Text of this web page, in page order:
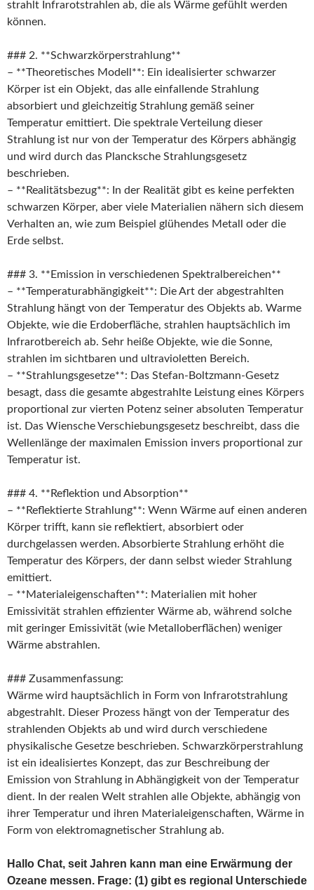
strahlt Infrarotstrahlen ab, die als Wärme gefühlt werden
können.
### 2. **Schwarzkörperstrahlung**
– **Theoretisches Modell**: Ein idealisierter schwarzer
Körper ist ein Objekt, das alle einfallende Strahlung
absorbiert und gleichzeitig Strahlung gemäß seiner
Temperatur emittiert. Die spektrale Verteilung dieser
Strahlung ist nur von der Temperatur des Körpers abhängig
und wird durch das Plancksche Strahlungsgesetz
beschrieben.
– **Realitätsbezug**: In der Realität gibt es keine perfekten
schwarzen Körper, aber viele Materialien nähern sich diesem
Verhalten an, wie zum Beispiel glühendes Metall oder die
Erde selbst.
### 3. **Emission in verschiedenen Spektralbereichen**
– **Temperaturabhängigkeit**: Die Art der abgestrahlten
Strahlung hängt von der Temperatur des Objekts ab. Warme
Objekte, wie die Erdoberfläche, strahlen hauptsächlich im
Infrarotbereich ab. Sehr heiße Objekte, wie die Sonne,
strahlen im sichtbaren und ultravioletten Bereich.
– **Strahlungsgesetze**: Das Stefan-Boltzmann-Gesetz
besagt, dass die gesamte abgestrahlte Leistung eines Körpers
proportional zur vierten Potenz seiner absoluten Temperatur
ist. Das Wiensche Verschiebungsgesetz beschreibt, dass die
Wellenlänge der maximalen Emission invers proportional zur
Temperatur ist.
### 4. **Reflektion und Absorption**
– **Reflektierte Strahlung**: Wenn Wärme auf einen anderen
Körper trifft, kann sie reflektiert, absorbiert oder
durchgelassen werden. Absorbierte Strahlung erhöht die
Temperatur des Körpers, der dann selbst wieder Strahlung
emittiert.
– **Materialeigenschaften**: Materialien mit hoher
Emissivität strahlen effizienter Wärme ab, während solche
mit geringer Emissivität (wie Metalloberflächen) weniger
Wärme abstrahlen.
### Zusammenfassung:
Wärme wird hauptsächlich in Form von Infrarotstrahlung
abgestrahlt. Dieser Prozess hängt von der Temperatur des
strahlenden Objekts ab und wird durch verschiedene
physikalische Gesetze beschrieben. Schwarzkörperstrahlung
ist ein idealisiertes Konzept, das zur Beschreibung der
Emission von Strahlung in Abhängigkeit von der Temperatur
dient. In der realen Welt strahlen alle Objekte, abhängig von
ihrer Temperatur und ihren Materialeigenschaften, Wärme in
Form von elektromagnetischer Strahlung ab.
Hallo Chat, seit Jahren kann man eine Erwärmung der
Ozeane messen. Frage: (1) gibt es regional Unterschiede